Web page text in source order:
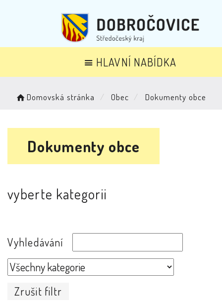
HLAVNÍ NABÍDKA
Domovská stránka Obec Dokumenty obce
Dokumenty obce
vyberte kategorii
Vyhledávání
Zrušit filtr